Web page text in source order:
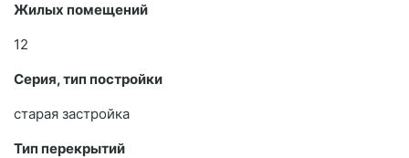
Жилых помещений
12
Серия, тип постройки
старая застройка
Тип перекрытий